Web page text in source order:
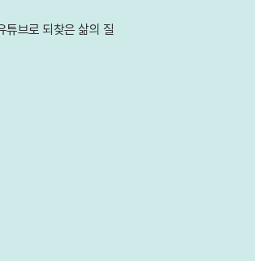
튜브로 되찾은 삶의 질